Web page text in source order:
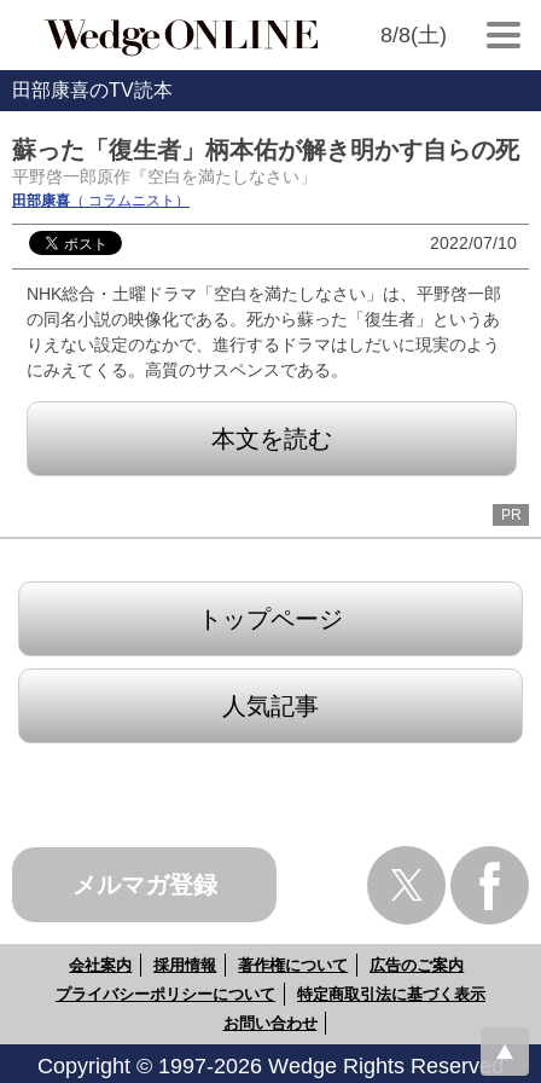
8/8(土)
田部康喜のTV読本
蘇った「復生者」柄本佑が解き明かす自らの死
平野啓一郎原作『空白を満たしなさい」
田部康喜 （ コラムニスト）
2022/07/10
NHK総合・土曜ドラマ「空白を満たしなさい」は、平野啓一郎
の同名小説の映像化である。死から蘇った「復生者」というあ
りえない設定のなかで、進行するドラマはしだいに現実のよう
にみえてくる。高質のサスペンスである。
本文を読む
PR
トップページ
人気記事
メルマガ登録
会社案内 採用情報 著作権について
広告のご案内
プライバシーポリシーについて
特定商取引法に基づく表示
お問い合わせ
Copyright © 1997-2026 Wedge Rights Reserved